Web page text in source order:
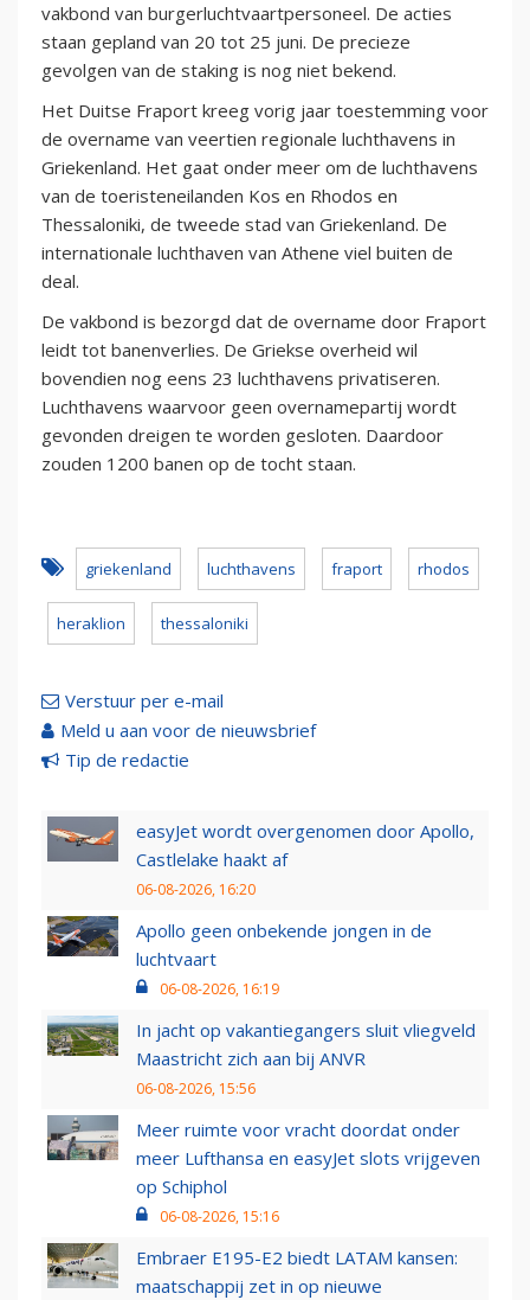
vakbond van burgerluchtvaartpersoneel. De acties
staan gepland van 20 tot 25 juni. De precieze
gevolgen van de staking is nog niet bekend.
Het Duitse Fraport kreeg vorig jaar toestemming voor
de overname van veertien regionale luchthavens in
Griekenland. Het gaat onder meer om de luchthavens
van de toeristeneilanden Kos en Rhodos en
Thessaloniki, de tweede stad van Griekenland. De
internationale luchthaven van Athene viel buiten de
deal.
De vakbond is bezorgd dat de overname door Fraport
leidt tot banenverlies. De Griekse overheid wil
bovendien nog eens 23 luchthavens privatiseren.
Luchthavens waarvoor geen overnamepartij wordt
gevonden dreigen te worden gesloten. Daardoor
zouden 1200 banen op de tocht staan.
griekenland luchthavens fraport rhodos
heraklion thessaloniki
Verstuur per e-mail
Meld u aan voor de nieuwsbrief
Tip de redactie
easyJet wordt overgenomen door Apollo,
Castlelake haakt af
06-08-2026, 16:20
Apollo geen onbekende jongen in de
luchtvaart
06-08-2026, 16:19
In jacht op vakantiegangers sluit vliegveld
Maastricht zich aan bij ANVR
06-08-2026, 15:56
Meer ruimte voor vracht doordat onder
meer Lufthansa en easyJet slots vrijgeven
op Schiphol
06-08-2026, 15:16
Embraer E195-E2 biedt LATAM kansen:
maatschappij zet in op nieuwe